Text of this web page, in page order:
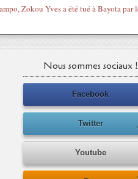
Nous sommes sociaux !
Facebook
Twitter
Youtube